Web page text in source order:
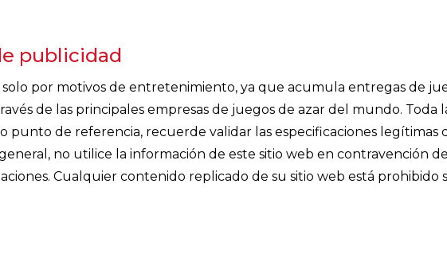
publicidad
solo por motivos de entretenimiento, ya que acumula entregas de
de las principales empresas de juegos de azar del mundo. Toda
punto de referencia, recuerde validar las especificaciones legítimas
no utilice la información de este sitio web en contravención
Cualquier contenido replicado de su sitio web está prohibido